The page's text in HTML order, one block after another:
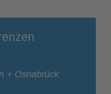
+ Osnabrück